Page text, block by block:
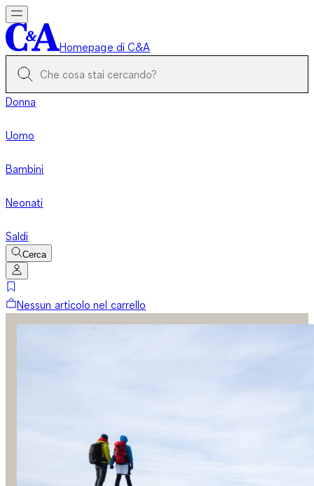
Homepage di C&A
Donna
Uomo
Bambini
Neonati
Saldi
Cerca
Nessun articolo nel carrello